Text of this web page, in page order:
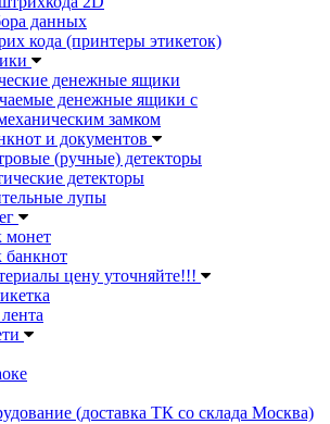
данных
кода (принтеры этикеток)
денежные ящики
денежные ящики с
замком
и документов
(ручные) детекторы
детекторы
лупы
монет
банкнот
цену уточняйте!!!
(доставка ТК со склада Москва)